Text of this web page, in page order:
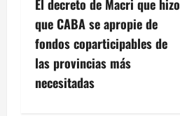
g
a
c
El decreto de Macri que hizo
que CABA se apropie de
fondos coparticipables de
las provincias más
necesitadas